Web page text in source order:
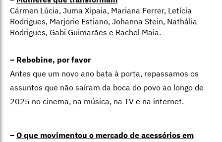
Cármen Lúcia, Juma Xipaia, Mariana Ferrer, Letícia
Rodrigues, Marjorie Estiano, Johanna Stein, Nathália
Rodrigues, Gabi Guimarães e Rachel Maia.
– Rebobine, por favor
Antes que um novo ano bata à porta, repassamos os
assuntos que não saíram da boca do povo ao longo de
2025 no cinema, na música, na TV e na internet.
– O que movimentou o mercado de acessórios em